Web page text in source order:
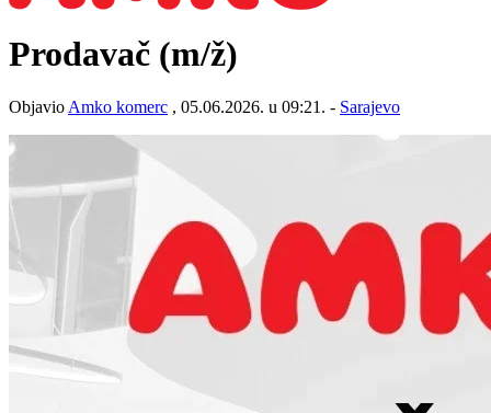
Prodavač (m/ž)
Objavio Amko komerc , 05.06.2026. u 09:21. - Sarajevo